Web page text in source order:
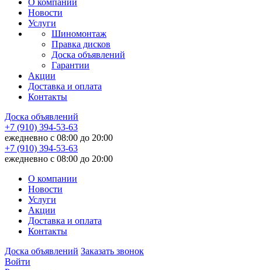
О компании
Новости
Услуги
Шиномонтаж
Правка дисков
Доска объявлений
Гарантии
Акции
Доставка и оплата
Контакты
Доска объявлений
+7 (910) 394-53-63
ежедневно с 08:00 до 20:00
+7 (910) 394-53-63
ежедневно с 08:00 до 20:00
О компании
Новости
Услуги
Акции
Доставка и оплата
Контакты
Доска объявлений Заказать звонок
Войти